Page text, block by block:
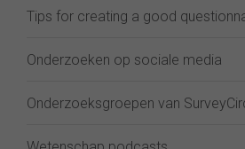
Tips for creating a good
Onderzoeken op sociale media
Onderzoeksgroepen van